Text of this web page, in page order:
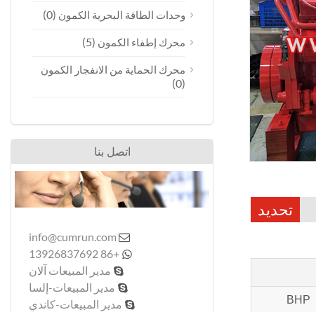
تحديد
BHP
وحدات الطاقة البحرية الكمون (0)
محرك إطفاء الكمون (5)
محرك الحماية من الانفجار الكمون
(0)
اتصل بنا

info@cumrun.com

+86 13926837692
 مدير المبيعات آلان
 مدير المبيعات-إلسا
 مدير المبيعات-كاندي